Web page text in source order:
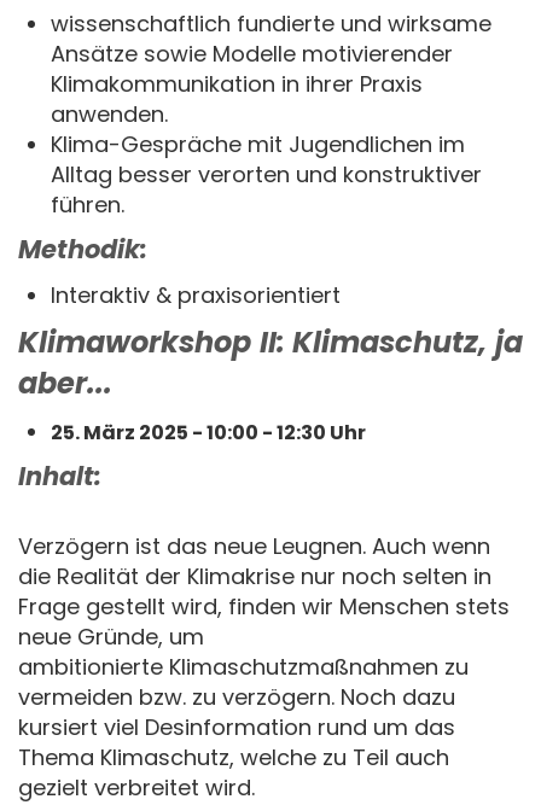
wissenschaftlich fundierte und wirksame
Ansätze sowie Modelle motivierender
Klimakommunikation in ihrer Praxis
anwenden.
Klima-Gespräche mit Jugendlichen im
Alltag besser verorten und konstruktiver
führen.
Methodik:
Interaktiv & praxisorientiert
Klimaworkshop II: Klimaschutz, ja
aber...
25. März 2025 - 10:00 - 12:30 Uhr
Inhalt:
Verzögern ist das neue Leugnen. Auch wenn
die Realität der Klimakrise nur noch selten in
Frage gestellt wird, finden wir Menschen stets
neue Gründe, um
ambitionierte Klimaschutzmaßnahmen zu
vermeiden bzw. zu verzögern. Noch dazu
kursiert viel Desinformation rund um das
Thema Klimaschutz, welche zu Teil auch
gezielt verbreitet wird.